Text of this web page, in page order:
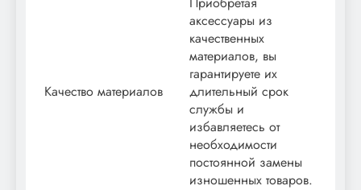
Качество материалов
аксессуары из
качественных
материалов, вы
гарантируете их
длительный срок
службы и
избавляетесь от
необходимости
постоянной замены
изношенных товаров.